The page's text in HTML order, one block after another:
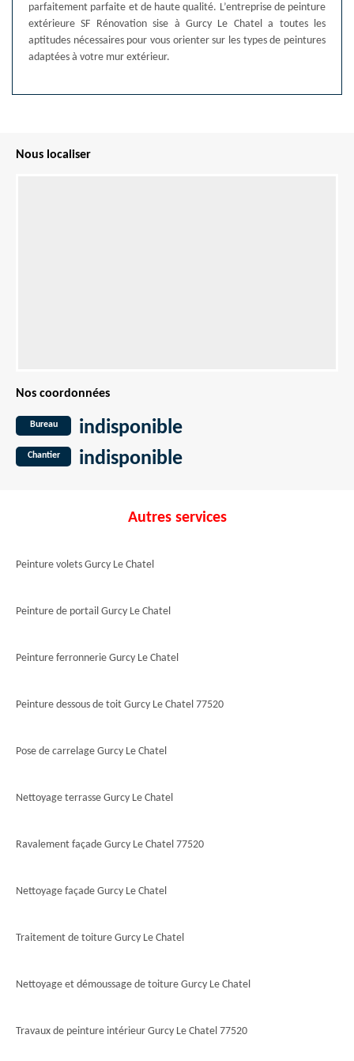
parfaitement parfaite et de haute qualité. L’entreprise de peinture
extérieure SF Rénovation sise à Gurcy Le Chatel a toutes les
aptitudes nécessaires pour vous orienter sur les types de peintures
adaptées à votre mur extérieur.
Nous localiser
Nos coordonnées
Bureau indisponible
Chantier indisponible
Autres services
Peinture volets Gurcy Le Chatel
Peinture de portail Gurcy Le Chatel
Peinture ferronnerie Gurcy Le Chatel
Peinture dessous de toit Gurcy Le Chatel 77520
Pose de carrelage Gurcy Le Chatel
Nettoyage terrasse Gurcy Le Chatel
Ravalement façade Gurcy Le Chatel 77520
Nettoyage façade Gurcy Le Chatel
Traitement de toiture Gurcy Le Chatel
Nettoyage et démoussage de toiture Gurcy Le Chatel
Travaux de peinture intérieur Gurcy Le Chatel 77520